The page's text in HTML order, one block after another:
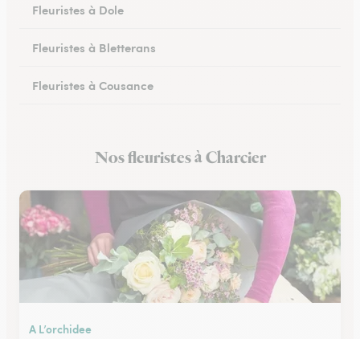
Fleuristes à Dole
Fleuristes à Bletterans
Fleuristes à Cousance
Fleuristes à Moirans-en-Montagne
Nos fleuristes à Charcier
A L’orchidee